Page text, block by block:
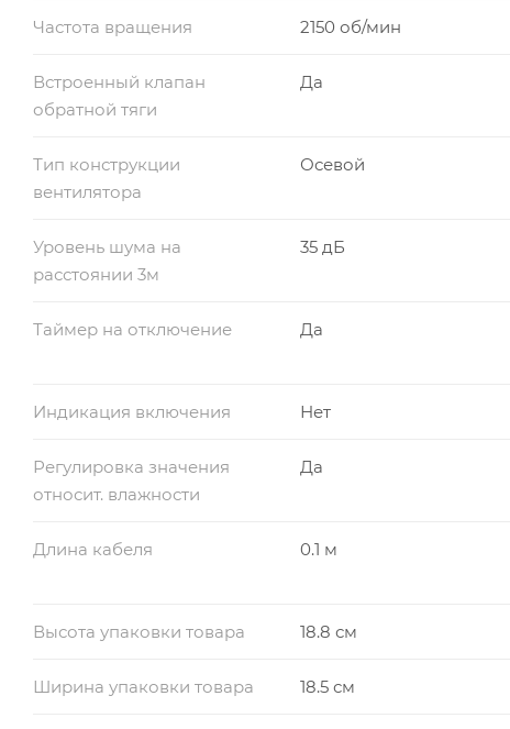
Частота вращения 2150 об/мин
Встроенный клапан
обратной тяги
Да
Тип конструкции
вентилятора
Осевой
Уровень шума на
расстоянии 3м
35 дБ
Таймер на отключение Да
Индикация включения Нет
Регулировка значения
относит. влажности
Да
Длина кабеля 0.1 м
Высота упаковки товара 18.8 см
Ширина упаковки товара 18.5 см